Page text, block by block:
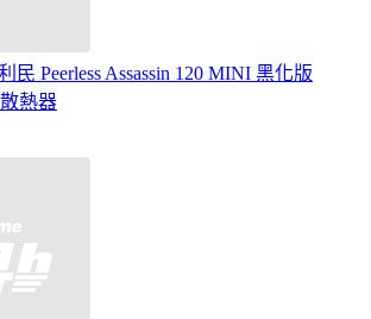
民 Peerless Assassin 120 MINI 黑化版
熱器